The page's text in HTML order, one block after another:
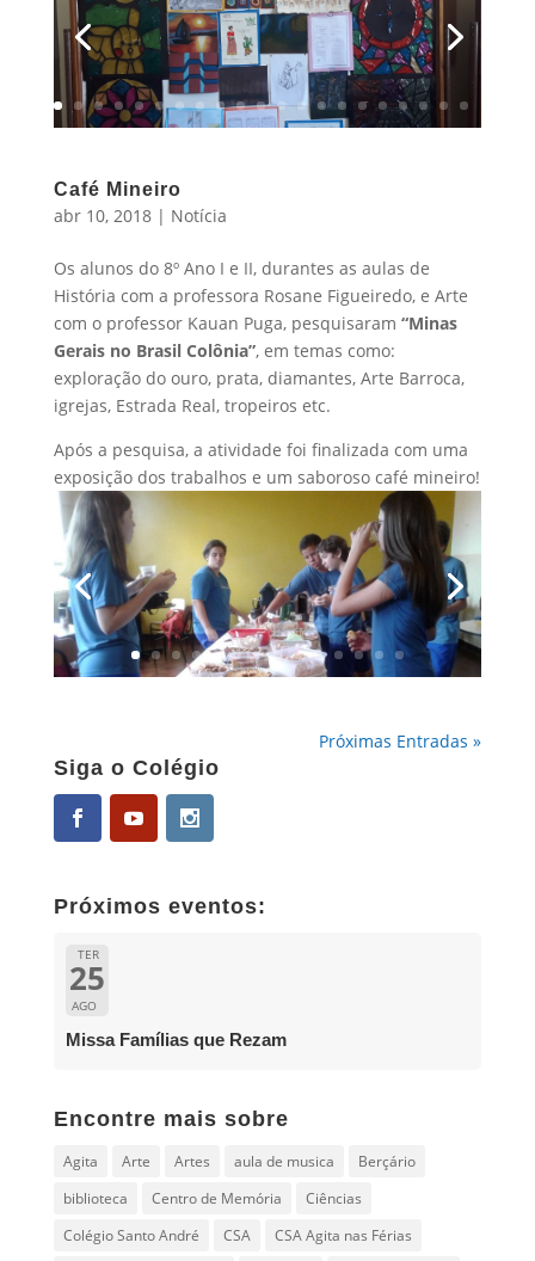
Café Mineiro
abr 10, 2018| Notícia
Os alunos do 8º Ano I e II, durantes as aulas de
História com a professora Rosane Figueiredo, e Arte
com o professor Kauan Puga, pesquisaram “Minas
Gerais no Brasil Colônia”, em temas como:
exploração do ouro, prata, diamantes, Arte Barroca,
igrejas, Estrada Real, tropeiros etc.
Após a pesquisa, a atividade foi finalizada com uma
exposição dos trabalhos e um saboroso café mineiro!
Próximas Entradas »
Siga o Colégio
Próximos eventos:
TER
25
AGO
Missa Famílias que Rezam
Encontre mais sobre
Agita Arte Artes aula de musica
Berçário
biblioteca
Centro de Memória
Ciências
Colégio Santo André
CSA
CSA Agita nas Férias